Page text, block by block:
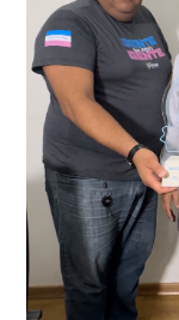
Kennedy, o
do país, sendo
meio do
específico, com
de Janeiro.
“Mais de 100
interior de
segurança à
produtores
parabéns a
segurança da
Fontão.